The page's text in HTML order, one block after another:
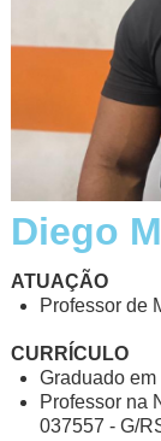
Diego
ATUAÇÃO
Professor de
CURRÍCULO
Graduado
Professor na
037557 - G/